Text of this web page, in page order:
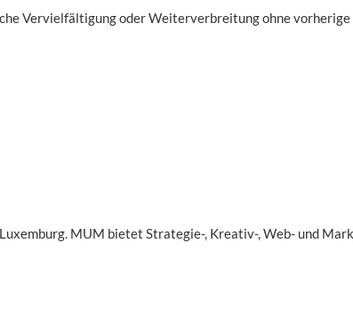
Vervielfältigung oder Weiterverbreitung ohne
MUM bietet Strategie-, Kreativ-, Web- und